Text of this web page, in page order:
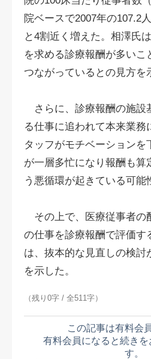
院ベースで2007年の107.2
と4割近く増えた。相澤氏
を求める診療報酬が多いこ
つながっているとの見方を
さらに、診療報酬の施設
る仕事に追われて本来業務
タッフがモチベーションを
が一層多忙になり報酬も算
う悪循環が起きている可能
その上で、医療従事者の
の仕事を診療報酬で評価す
は、抜本的な見直しの検討
を示した。
（残り0字 / 全511字）
この記事は有料会
有料会員になると続きを
す。